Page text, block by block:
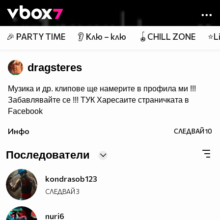
👾
🎉 PARTY TIME 👂 Клю – клю 🪀CHILL ZONE
dragsteres
Музика и др. клипове ще намерите в профила ми !!!
Забавлявайте се !!! ТУК Харесаите страничката в
Facebook
Абонирате за мен :)
Инфо СЛЕДВАЙ10
Последователи
kondrasob123
СЛЕДВАЙ3
nuri6